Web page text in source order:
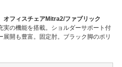
オフィスチェアMitra2/ファブリック
実の機能を搭載。ショルダーサポート付
展開も豊富。固定肘。ブラック脚のポリ